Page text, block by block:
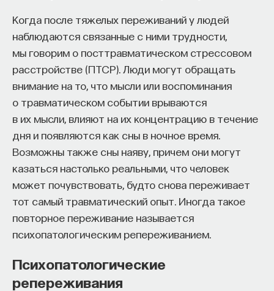
Когда после тяжелых переживаний у людей
наблюдаются связанные с ними трудности,
мы говорим о посттравматическом стрессовом
расстройстве (ПТСР). Люди могут обращать
внимание на то, что мысли или воспоминания
о травматическом событии врываются
в их мысли, влияют на их концентрацию в течение
дня и появляются как сны в ночное время.
Возможны также сны наяву, причем они могут
казаться настолько реальными, что человек
может почувствовать, будто снова переживает
тот самый травматический опыт. Иногда такое
повторное переживание называется
психопатологическим репереживанием.
Психопатологические
репереживания